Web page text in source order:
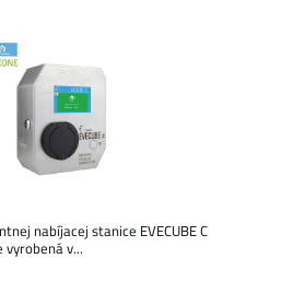
nabíjacej stanice EVECUBE C
vyrobená v...